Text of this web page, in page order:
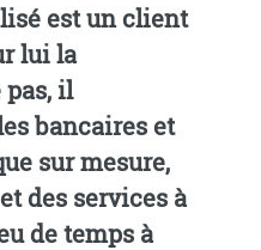
est un client
lui la
pas, il
bancaires et
sur mesure,
des services à
de temps à